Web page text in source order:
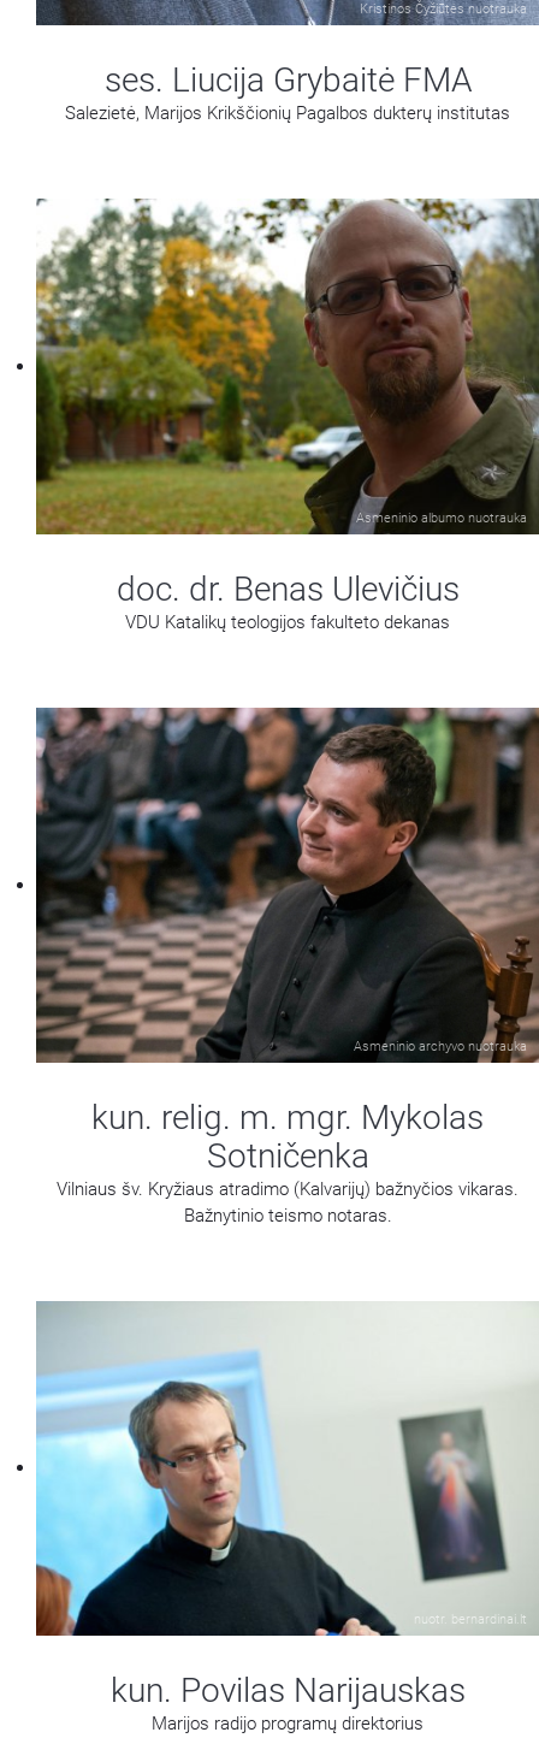
Kristinos Čyžiūtės nuotrauka
ses. Liucija Grybaitė FMA
Salezietė, Marijos Krikščionių Pagalbos dukterų institutas
Asmeninio albumo nuotrauka
doc. dr. Benas Ulevičius
VDU Katalikų teologijos fakulteto dekanas
Asmeninio archyvo nuotrauka
kun. relig. m. mgr. Mykolas
Sotničenka
Vilniaus šv. Kryžiaus atradimo (Kalvarijų) bažnyčios vikaras.
Bažnytinio teismo notaras.
nuotr. bernardinai.lt
kun. Povilas Narijauskas
Marijos radijo programų direktorius